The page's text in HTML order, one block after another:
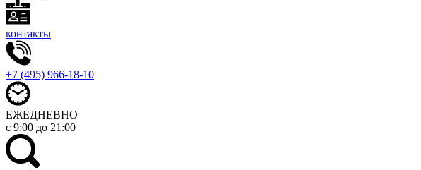
контакты
+7 (495) 966-18-10
ЕЖЕДНЕВНО
с 9:00 до 21:00